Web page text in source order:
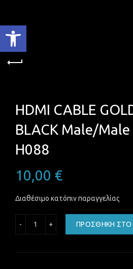
Ανοίξτε τη γραμμή εργαλείων
HDMI CABLE
BLACK Male/Male
H088
10,00 €
Διαθέσιμο κατόπιν παραγγελίας
ΠΡΟΣΘΉΚΗ ΣΤΟ